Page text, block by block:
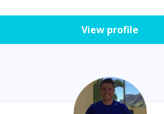
View profile